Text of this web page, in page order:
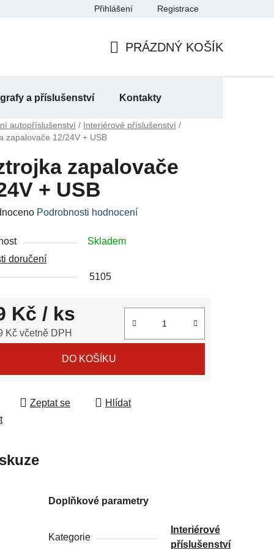
Přihlášení Registrace
KOŠÍK
PRÁZDNÝ KOŠÍK
a příslušenství Kontakty
autopříslušenství / Interiérové příslušenství /
zapalovače 12/24V + USB
zapalovače
+ USB
Podrobnosti hodnocení
Skladem
doručení
5105
Kč / ks
Kč včetně DPH
DO KOŠÍKU
Zeptat se
Hlídat
Doplňkové parametry
Kategorie
Interiérové
příslušenství